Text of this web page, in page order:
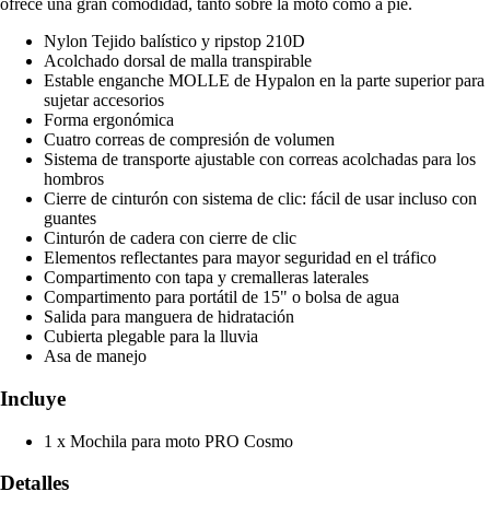
ofrece una gran comodidad, tanto sobre la moto como a pie.
Nylon Tejido balístico y ripstop 210D
Acolchado dorsal de malla transpirable
Estable enganche MOLLE de Hypalon en la parte superior para
sujetar accesorios
Forma ergonómica
Cuatro correas de compresión de volumen
Sistema de transporte ajustable con correas acolchadas para los
hombros
Cierre de cinturón con sistema de clic: fácil de usar incluso con
guantes
Cinturón de cadera con cierre de clic
Elementos reflectantes para mayor seguridad en el tráfico
Compartimento con tapa y cremalleras laterales
Compartimento para portátil de 15" o bolsa de agua
Salida para manguera de hidratación
Cubierta plegable para la lluvia
Asa de manejo
Incluye
1 x Mochila para moto PRO Cosmo
Detalles